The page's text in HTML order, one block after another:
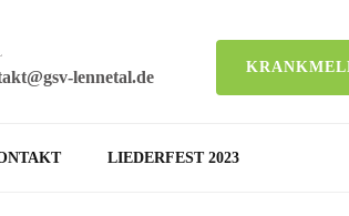
lennetal.de
LIEDERFEST 2023